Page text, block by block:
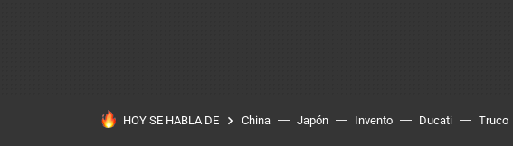
HOY SE HABLA DE China Japón Invento Ducati Truco